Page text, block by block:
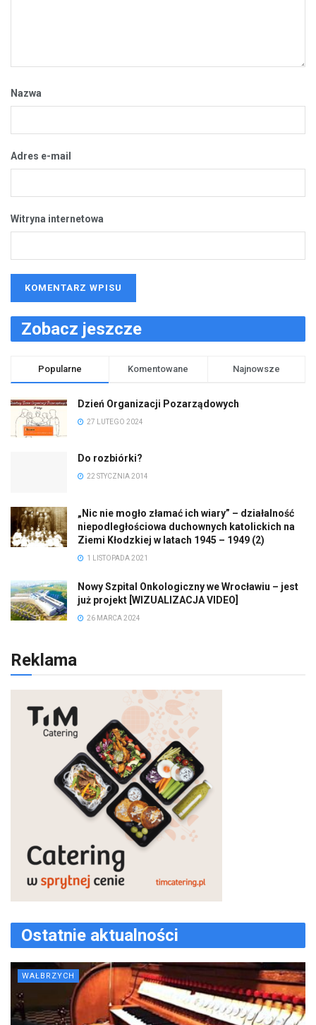
Nazwa
Adres e-mail
Witryna internetowa
Zobacz jeszcze
Popularne Komentowane Najnowsze
Dzień Organizacji Pozarządowych
27 LUTEGO 2024
Do rozbiórki?
22 STYCZNIA 2014
„Nic nie mogło złamać ich wiary” – działalność
niepodległościowa duchownych katolickich na
Ziemi Kłodzkiej w latach 1945 – 1949 (2)
1 LISTOPADA 2021
Nowy Szpital Onkologiczny we Wrocławiu – jest
już projekt [WIZUALIZACJA VIDEO]
26 MARCA 2024
Reklama
Ostatnie aktualności
WAŁBRZYCH